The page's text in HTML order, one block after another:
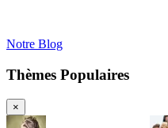
Notre Blog
Thèmes Populaires
×